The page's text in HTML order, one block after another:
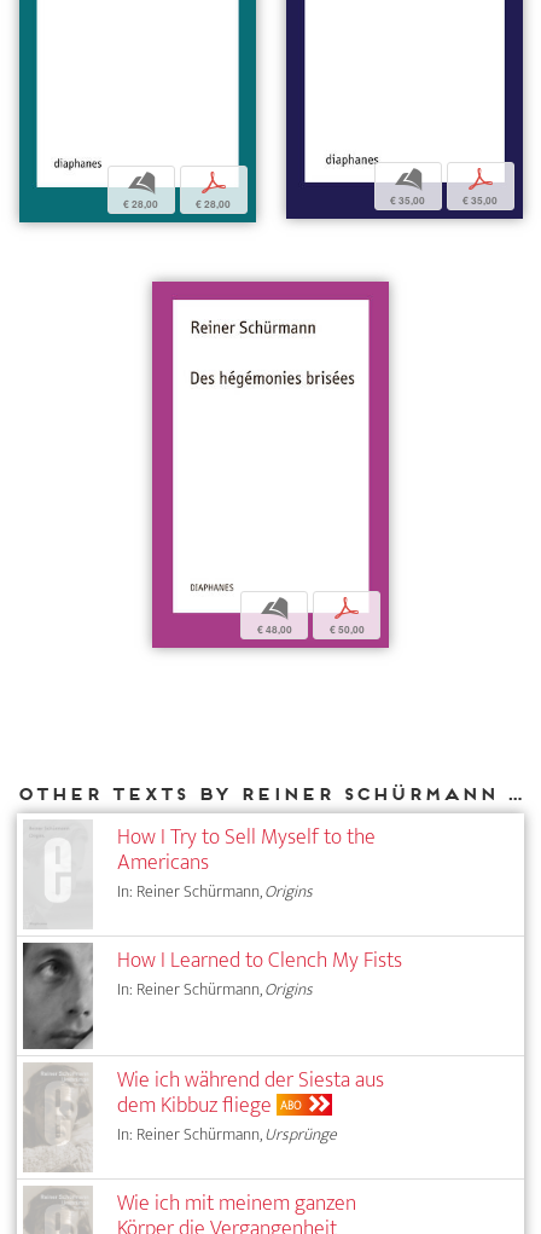
b
€ 28,00
p
€ 28,00
b
€ 35,00
p
€ 35,00
b
€ 48,00
p
€ 50,00
Other texts by Reiner Schürmann for DIAPHANES
How I Try to Sell Myself to the
Americans
In: Reiner Schürmann,Origins
How I Learned to Clench My Fists
In: Reiner Schürmann,Origins
Wie ich während der Siesta aus
dem Kibbuz fliege ABO
In: Reiner Schürmann,Ursprünge
Wie ich mit meinem ganzen